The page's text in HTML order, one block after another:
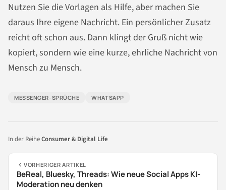
Nutzen Sie die Vorlagen als Hilfe, aber machen Sie
daraus Ihre eigene Nachricht. Ein persönlicher Zusatz
reicht oft schon aus. Dann klingt der Gruß nicht wie
kopiert, sondern wie eine kurze, ehrliche Nachricht von
Mensch zu Mensch.
MESSENGER-SPRÜCHE WHATSAPP
In der ReiheConsumer & Digital Life
VORHERIGER ARTIKEL
BeReal, Bluesky, Threads: Wie neue Social Apps KI-
Moderation neu denken